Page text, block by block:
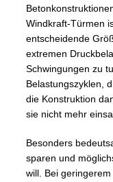
Windkraft-Türmen
entscheidende
extremen
Schwingungen zu
Belastungszyklen,
die Konstruktion
sie nicht mehr
Besonders
sparen und
will. Bei